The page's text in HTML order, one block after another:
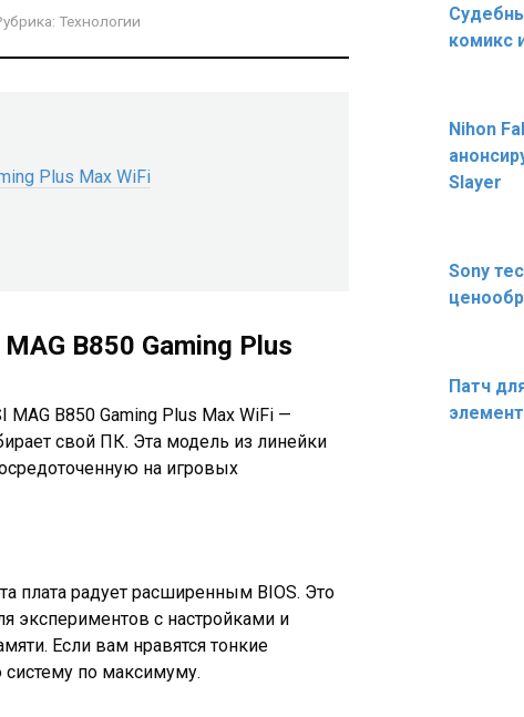
Технологии
Plus Max WiFi
B850 Gaming Plus
B850 Gaming Plus Max WiFi —
свой ПК. Эта модель из линейки
на игровых
плата радует расширенным BIOS. Это
экспериментов с настройками и
Если вам нравятся тонкие
по максимуму.
комикс
Nihon
Slayer
Sony
Патч